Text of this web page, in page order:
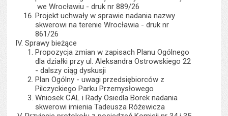
we Wrocławiu - druk nr 889/26
Projekt uchwały w sprawie nadania nazwy
skwerowi na terenie Wrocławia - druk nr
861/26
Sprawy bieżące
Propozycja zmian w zapisach Planu Ogólnego
dla działki przy ul. Aleksandra Ostrowskiego 22
- dalszy ciąg dyskusji
Plan Ogólny - uwagi przedsiębiorców z
Pilczyckiego Parku Przemysłowego
Wniosek CAL i Rady Osiedla Borek nadania
skwerowi imienia Tadeusza Różewicza